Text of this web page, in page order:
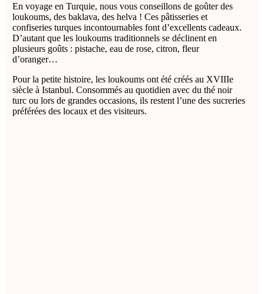
En voyage en Turquie, nous vous conseillons de goûter des
loukoums, des baklava, des helva ! Ces pâtisseries et
confiseries turques incontournables font d’excellents cadeaux.
D’autant que les loukoums traditionnels se déclinent en
plusieurs goûts : pistache, eau de rose, citron, fleur
d’oranger…
Pour la petite histoire, les loukoums ont été créés au XVIIIe
siècle à Istanbul. Consommés au quotidien avec du thé noir
turc ou lors de grandes occasions, ils restent l’une des sucreries
préférées des locaux et des visiteurs.